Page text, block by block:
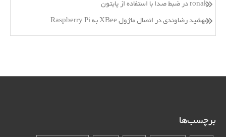
ronak در ضبط صدا با استفاده از پایتون
مهشید رضاوندی در اتصال ماژول XBee به Raspberry Pi
برچسب‌ها